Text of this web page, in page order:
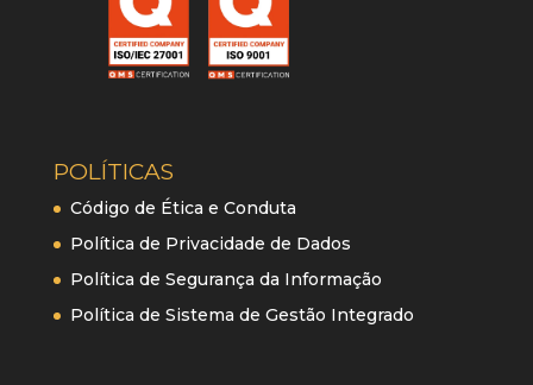
POLÍTICAS
Código de Ética e Conduta
Política de Privacidade de Dados
Política de Segurança da Informação
Política de Sistema de Gestão Integrado